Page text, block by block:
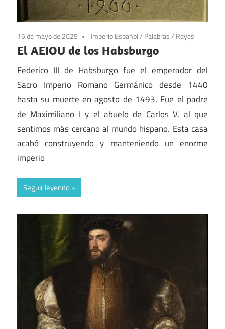
15 de mayo de 2025 Imperio Español/ Palabras/ Reyes
El AEIOU de los Habsburgo
Federico III de Habsburgo fue el emperador del
Sacro Imperio Romano Germánico desde 1440
hasta su muerte en agosto de 1493. Fue el padre
de Maximiliano I y el abuelo de Carlos V, al que
sentimos más cercano al mundo hispano. Esta casa
acabó construyendo y manteniendo un enorme
imperio
Seguir leyendo